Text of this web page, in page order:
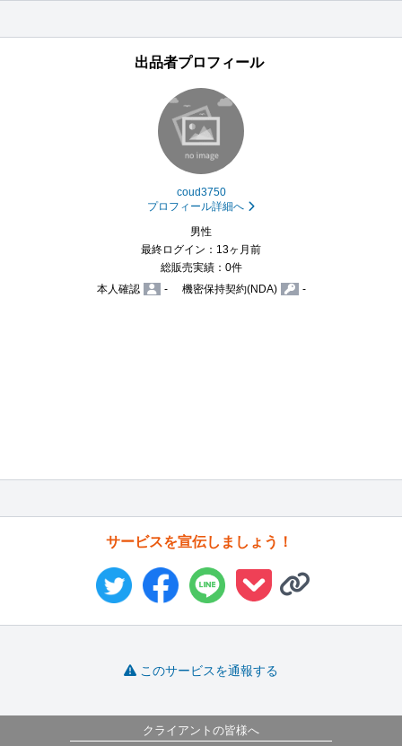
出品者プロフィール
coud3750
プロフィール詳細へ
男性
最終ログイン：13ヶ月前
総販売実績：0件
本人確認
- 機密保持契約(NDA) -
サービスを宣伝しましょう！
このサービスを通報する
クライアントの皆様へ